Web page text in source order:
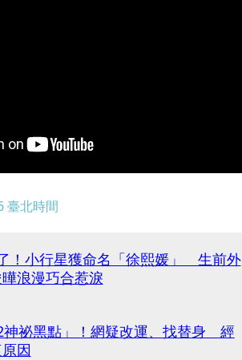
臺北時間
！小行星獲命名「徐熙媛」 生前外
浪漫巧合惹淚
神祕黑點」！網疑改運、找替身 經
因